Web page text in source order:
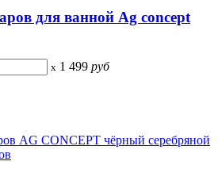
для ванной Ag concept
x 1 499 руб